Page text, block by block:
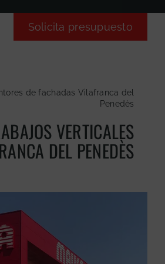
Solicita presupuesto
de fachadas Vilafranca del
Penedès
VERTICALES
DEL PENEDÈS